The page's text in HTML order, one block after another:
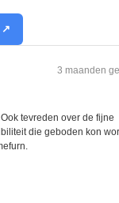
↗
3 maanden
tevreden over de fijne
die geboden kon